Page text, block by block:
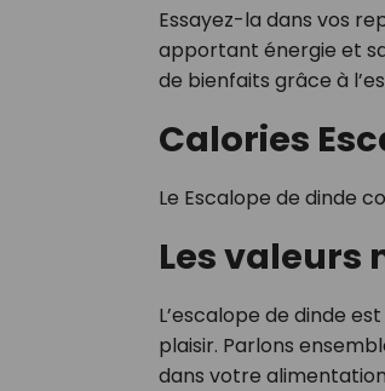
Essayez-la dans vos
apportant énergie et
de bienfaits grâce à
Calories
Le Escalope de dinde
Les
L’escalope de dinde
plaisir. Parlons
dans votre